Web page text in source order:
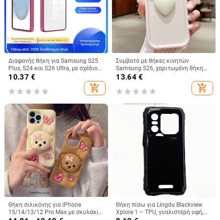
Διαφανής θήκη για Samsung S25
Plus, S24 και S26 Ultra, με σχέδιο
Gold Shield Eagle Eye
10.37 €
add_shopping_cart
Συμβατό με θήκες κινητών
Samsung S26, χαριτωμένη θήκη
A56, θήκη 3D καρδιά για A32, ματ
θήκη για A24, θήκη σιλικόνης για
A53, προστατευτικές θήκες για
13.64€
add_shopping_cart
Θήκη σιλικόνης για iPhone
15/14/13/12 Pro Max με σκυλάκι
Θήκη πίσω για Lingdu Blackview
Xplore 1 – TPU, γυαλιστερή υφή,